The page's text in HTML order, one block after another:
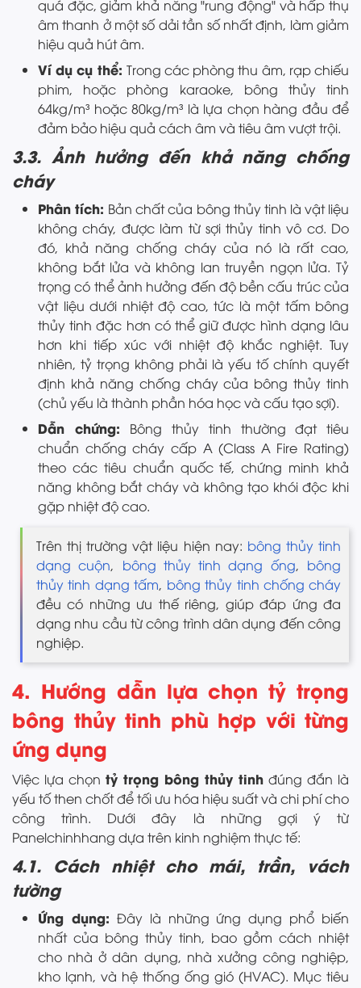
quá đặc, giảm khả năng "rung động" và hấp thụ
âm thanh ở một số dải tần số nhất định, làm giảm
hiệu quả hút âm.
Ví dụ cụ thể: Trong các phòng thu âm, rạp chiếu
phim, hoặc phòng karaoke, bông thủy tinh
64kg/m³ hoặc 80kg/m³ là lựa chọn hàng đầu để
đảm bảo hiệu quả cách âm và tiêu âm vượt trội.
3.3. Ảnh hưởng đến khả năng chống
cháy
Phân tích: Bản chất của bông thủy tinh là vật liệu
không cháy, được làm từ sợi thủy tinh vô cơ. Do
đó, khả năng chống cháy của nó là rất cao,
không bắt lửa và không lan truyền ngọn lửa. Tỷ
trọng có thể ảnh hưởng đến độ bền cấu trúc của
vật liệu dưới nhiệt độ cao, tức là một tấm bông
thủy tinh đặc hơn có thể giữ được hình dạng lâu
hơn khi tiếp xúc với nhiệt độ khắc nghiệt. Tuy
nhiên, tỷ trọng không phải là yếu tố chính quyết
định khả năng chống cháy của bông thủy tinh
(chủ yếu là thành phần hóa học và cấu tạo sợi).
Dẫn chứng: Bông thủy tinh thường đạt tiêu
chuẩn chống cháy cấp A (Class A Fire Rating)
theo các tiêu chuẩn quốc tế, chứng minh khả
năng không bắt cháy và không tạo khói độc khi
gặp nhiệt độ cao.
Trên thị trường vật liệu hiện nay: bông thủy tinh
dạng cuộn, bông thủy tinh dạng ống, bông
thủy tinh dạng tấm, bông thủy tinh chống cháy
đều có những ưu thế riêng, giúp đáp ứng đa
dạng nhu cầu từ công trình dân dụng đến công
nghiệp.
4. Hướng dẫn lựa chọn tỷ trọng
bông thủy tinh phù hợp với từng
ứng dụng
Việc lựa chọn tỷ trọng bông thủy tinh đúng đắn là
yếu tố then chốt để tối ưu hóa hiệu suất và chi phí cho
công trình. Dưới đây là những gợi ý từ
Panelchinhhang dựa trên kinh nghiệm thực tế:
4.1. Cách nhiệt cho mái, trần, vách
tường
Ứng dụng: Đây là những ứng dụng phổ biến
nhất của bông thủy tinh, bao gồm cách nhiệt
cho nhà ở dân dụng, nhà xưởng công nghiệp,
kho lạnh, và hệ thống ống gió (HVAC). Mục tiêu